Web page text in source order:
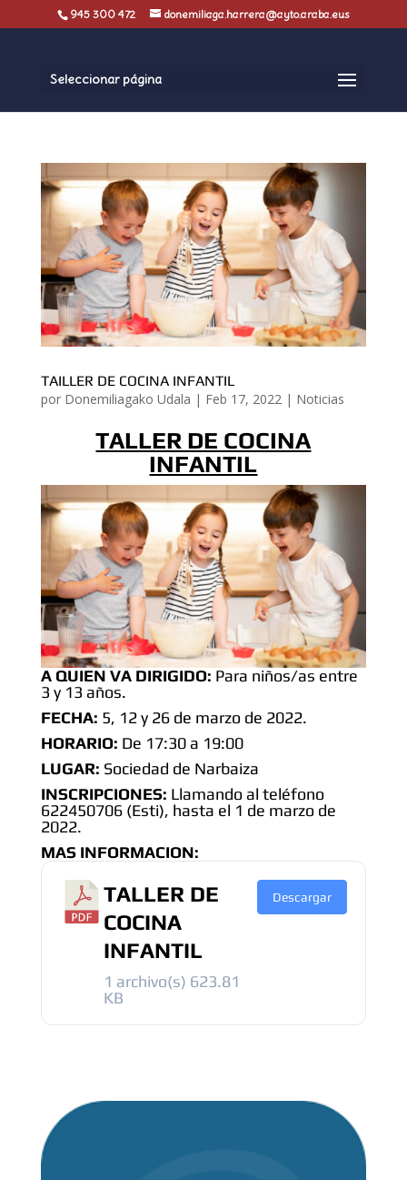
945 300 472 donemiliaga.harrera@ayto.araba.eus
Seleccionar página
TAILLER DE COCINA INFANTIL
por Donemiliagako Udala | Feb 17, 2022 | Noticias
TALLER DE COCINA
INFANTIL
A QUIEN VA DIRIGIDO: Para niños/as entre
3 y 13 años.
FECHA: 5, 12 y 26 de marzo de 2022.
HORARIO: De 17:30 a 19:00
LUGAR: Sociedad de Narbaiza
INSCRIPCIONES: Llamando al teléfono
622450706 (Esti), hasta el 1 de marzo de
2022.
MAS INFORMACION:
TALLER DE
COCINA
INFANTIL
1 archivo(s) 623.81
KB
Descargar